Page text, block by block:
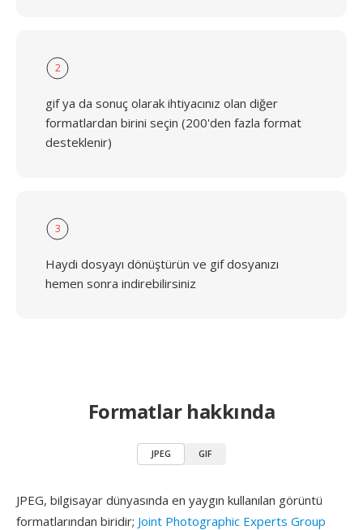
2
gif ya da sonuç olarak ihtiyacınız olan diğer
formatlardan birini seçin (200'den fazla format
desteklenir)
3
Haydi dosyayı dönüştürün ve gif dosyanızı
hemen sonra indirebilirsiniz
Formatlar hakkında
JPEG GIF
JPEG, bilgisayar dünyasında en yaygın kullanılan görüntü
formatlarından biridir; Joint Photographic Experts Group